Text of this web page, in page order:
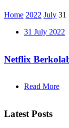
Home 2022 July 31
31 July 2022
Netflix
Read More
Latest Posts